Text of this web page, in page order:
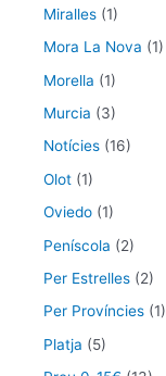
Miralles (1)
Mora La Nova (1)
Morella (1)
Murcia (3)
Notícies (16)
Olot (1)
Oviedo (1)
Peníscola (2)
Per Estrelles (2)
Per Províncies (1)
Platja (5)